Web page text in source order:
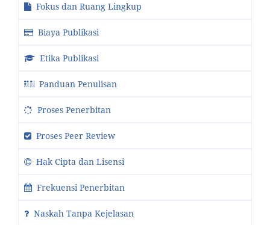
Fokus dan Ruang Lingkup
Biaya Publikasi
Etika Publikasi
Panduan Penulisan
Proses Penerbitan
Proses Peer Review
Hak Cipta dan Lisensi
Frekuensi Penerbitan
Naskah Tanpa Kejelasan